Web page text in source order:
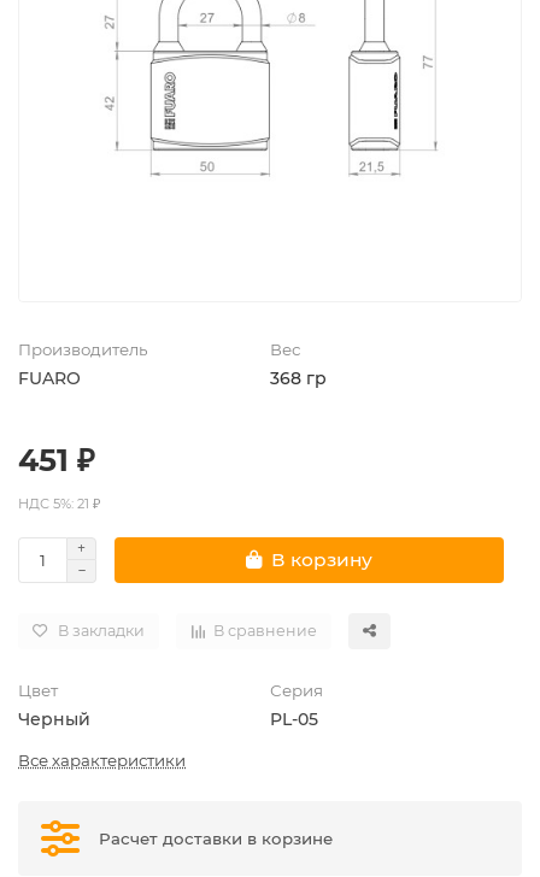
Производитель
FUARO
Вес
368 гр
451 ₽
НДС 5%: 21 ₽
В корзину
В закладки В сравнение
Цвет
Черный
Серия
PL-05
Все характеристики
Расчет доставки в корзине